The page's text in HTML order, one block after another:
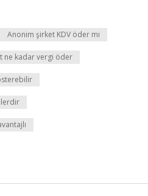
Anonim şirket KDV öder mi
ne kadar vergi öder